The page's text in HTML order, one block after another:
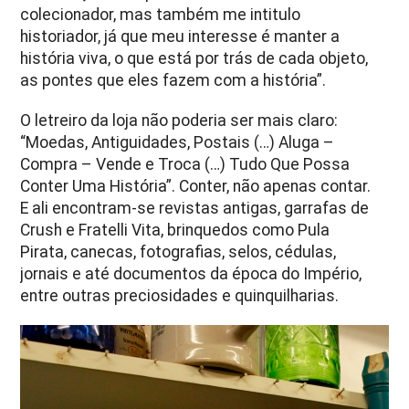
colecionador, mas também me intitulo
historiador, já que meu interesse é manter a
história viva, o que está por trás de cada objeto,
as pontes que eles fazem com a história”.
O letreiro da loja não poderia ser mais claro:
“Moedas, Antiguidades, Postais (…) Aluga –
Compra – Vende e Troca (…) Tudo Que Possa
Conter Uma História”. Conter, não apenas contar.
E ali encontram-se revistas antigas, garrafas de
Crush e Fratelli Vita, brinquedos como Pula
Pirata, canecas, fotografias, selos, cédulas,
jornais e até documentos da época do Império,
entre outras preciosidades e quinquilharias.